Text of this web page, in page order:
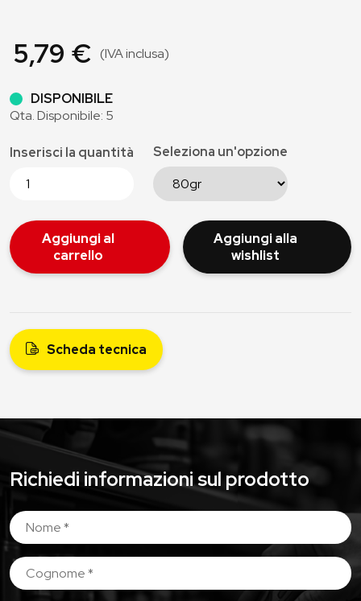
5,79 € (IVA inclusa)
DISPONIBILE
Qta. Disponibile: 5
Inserisci la quantità Seleziona un'opzione
Aggiungi al
carrello
Aggiungi alla
wishlist
Scheda tecnica
Richiedi informazioni sul prodotto